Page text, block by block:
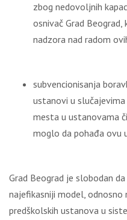
zbog nedovoljnih
osnivač Grad
nadzora nad radom
subvencionisanja
ustanovi u
mesta u ustanovama
moglo da pohađa ovu
Grad Beograd je slobodan
najefikasniji model, odnosno
predškolskih ustanova u